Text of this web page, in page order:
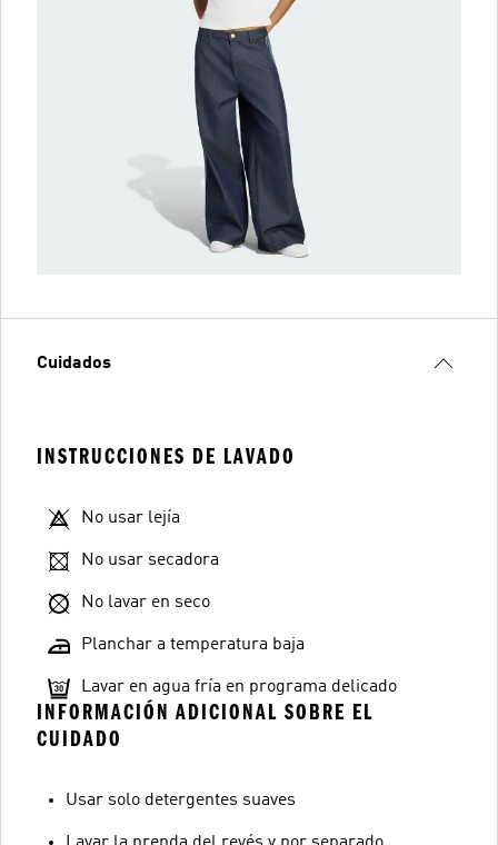
Cuidados
INSTRUCCIONES DE LAVADO
No usar lejía
No usar secadora
No lavar en seco
Planchar a temperatura baja
Lavar en agua fría en programa delicado
INFORMACIÓN ADICIONAL SOBRE EL
CUIDADO
Usar solo detergentes suaves